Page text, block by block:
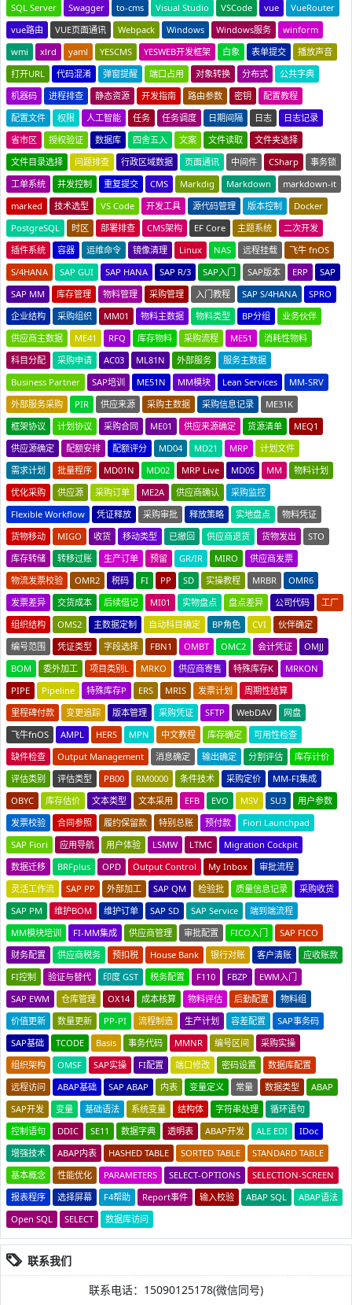
SQL Server
Swagger to-cms Visual Studio VSCode vue
VueRouter
vue路由
VUE页面通讯 Webpack Windows Windows服务
winform
wmi
xlrd yaml YESCMS YESWEB开发框架 白象 表单提交
播放声音
打开URL
代码混淆 弹窗提醒 端口占用 对象转换 分布式
公共字典
机器码
进程排查 静态资源 开发指南 路由参数 密钥
配置教程
配置文件
权限 人工智能 任务 任务调度 日期间隔 日志
日志记录
省市区
授权验证 数据库 四舍五入 文案 文件读取
文件夹选择
文件目录选择
问题排查 行政区域数据 页面通讯 中间件 CSharp
事务锁
工单系统
并发控制 重复提交 CMS Markdig Markdown
markdown-it
marked
技术选型 VS Code 开发工具 源代码管理 版本控制
Docker
PostgreSQL
时区 部署排查 CMS架构 EF Core 主题系统
二次开发
插件系统
容器 运维命令 镜像清理 Linux NAS 远程挂载
飞牛 fnOS
S/4HANA
SAP GUI SAP HANA SAP R/3 SAP入门 SAP版本 ERP
SAP
SAP MM
库存管理 物料管理 采购管理 入门教程 SAP S/4HANA
SPRO
企业结构
采购组织 MM01 物料主数据 物料类型 BP分组
业务伙伴
供应商主数据
ME41 RFQ 库存物料 采购流程 ME51
消耗性物料
科目分配
采购申请 AC03 ML81N 外部服务
服务主数据
Business Partner
SAP培训 ME51N MM模块 Lean Services
MM-SRV
外部服务采购
PIR 供应来源 采购主数据 采购信息记录
ME31K
框架协议
计划协议 采购合同 ME01 供应来源确定 货源清单
MEQ1
供应源确定
配额安排 配额评分 MD04 MD21 MRP
计划文件
需求计划
批量程序 MD01N MD02 MRP Live MD05 MM
物料计划
优化采购
供应源 采购订单 ME2A 供应商确认
采购监控
Flexible Workflow
凭证释放 采购审批 释放策略 实地盘点
物料凭证
货物移动
MIGO 收货 移动类型 已撤回 供应商退货 货物发出
STO
库存转储
转移过账 生产订单 预留 GR/IR MIRO
供应商发票
物流发票校验
OMR2 税码 FI PP SD 实操教程 MRBR
OMR6
发票差异
交货成本 后续借记 MI01 实物盘点 盘点差异 公司代码
工厂
组织结构
OMS2 主数据定制 自动科目确定 BP角色 CVI
伙伴确定
编号范围
凭证类型 字段选择 FBN1 OMBT OMC2 会计凭证
OMJJ
BOM
委外加工 项目类别L MRKO 供应商寄售 特殊库存K
MRKON
PIPE
Pipeline 特殊库存P ERS MRIS 发票计划
周期性结算
里程碑付款
变更追踪 版本管理 采购凭证 SFTP WebDAV
网盘
飞牛fnOS
AMPL HERS MPN 中文教程 库存确定
可用性检查
缺件检查
Output Management 消息确定 输出确定 分割评估
库存计价
评估类别
评估类型 PB00 RM0000 条件技术 采购定价
MM-FI集成
OBYC
库存估价 文本类型 文本采用 EFB EVO MSV SU3
用户参数
发票校验
合同参照 履约保留款 特别总账 预付款
Fiori Launchpad
SAP Fiori
应用导航 用户体验 LSMW LTMC
Migration Cockpit
数据迁移
BRFplus OPD Output Control My Inbox
审批流程
灵活工作流
SAP PP 外部加工 SAP QM 检验批 质量信息记录
采购收货
SAP PM
维护BOM 维护订单 SAP SD SAP Service
端到端流程
MM模块培训
FI-MM集成 供应商管理 审批配置 FICO入门
SAP FICO
财务配置
供应商税务 预扣税 House Bank 银行对账 客户清账
应收账款
FI控制
验证与替代 印度 GST 税务配置 F110 FBZP
EWM入门
SAP EWM
仓库管理 OX14 成本核算 物料评估 后勤配置
物料组
价值更新
数量更新 PP-PI 流程制造 生产计划 容差配置
SAP事务码
SAP基础
TCODE Basis 事务代码 MMNR 编号区间
采购实操
组织架构
OMSF SAP实操 FI配置 端口修改 密码设置
数据库配置
远程访问
ABAP基础 SAP ABAP 内表 变量定义 常量 数据类型
ABAP
SAP开发
变量 基础语法 系统变量 结构体 字符串处理
循环语句
控制语句
DDIC SE11 数据字典 透明表 ABAP开发 ALE EDI
IDoc
增强技术
ABAP内表 HASHED TABLE SORTED TABLE
STANDARD TABLE
基本概念
性能优化 PARAMETERS SELECT-OPTIONS
SELECTION-SCREEN
报表程序
选择屏幕 F4帮助 Report事件 输入校验 ABAP SQL
ABAP语法
Open SQL
SELECT 数据库访问
联系我们
联系电话：15090125178(微信同号)